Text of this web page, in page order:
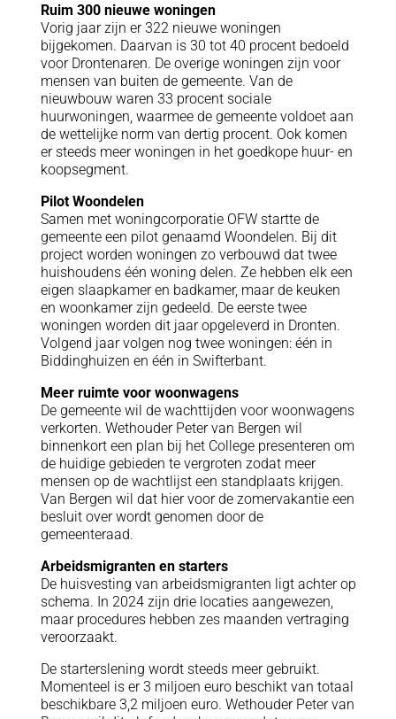
Ruim 300 nieuwe woningen
Vorig jaar zijn er 322 nieuwe woningen
bijgekomen. Daarvan is 30 tot 40 procent bedoeld
voor Drontenaren. De overige woningen zijn voor
mensen van buiten de gemeente. Van de
nieuwbouw waren 33 procent sociale
huurwoningen, waarmee de gemeente voldoet aan
de wettelijke norm van dertig procent. Ook komen
er steeds meer woningen in het goedkope huur- en
koopsegment.
Pilot Woondelen
Samen met woningcorporatie OFW startte de
gemeente een pilot genaamd Woondelen. Bij dit
project worden woningen zo verbouwd dat twee
huishoudens één woning delen. Ze hebben elk een
eigen slaapkamer en badkamer, maar de keuken
en woonkamer zijn gedeeld. De eerste twee
woningen worden dit jaar opgeleverd in Dronten.
Volgend jaar volgen nog twee woningen: één in
Biddinghuizen en één in Swifterbant.
Meer ruimte voor woonwagens
De gemeente wil de wachttijden voor woonwagens
verkorten. Wethouder Peter van Bergen wil
binnenkort een plan bij het College presenteren om
de huidige gebieden te vergroten zodat meer
mensen op de wachtlijst een standplaats krijgen.
Van Bergen wil dat hier voor de zomervakantie een
besluit over wordt genomen door de
gemeenteraad.
Arbeidsmigranten en starters
De huisvesting van arbeidsmigranten ligt achter op
schema. In 2024 zijn drie locaties aangewezen,
maar procedures hebben zes maanden vertraging
veroorzaakt.
De starterslening wordt steeds meer gebruikt.
Momenteel is er 3 miljoen euro beschikt van totaal
beschikbare 3,2 miljoen euro. Wethouder Peter van